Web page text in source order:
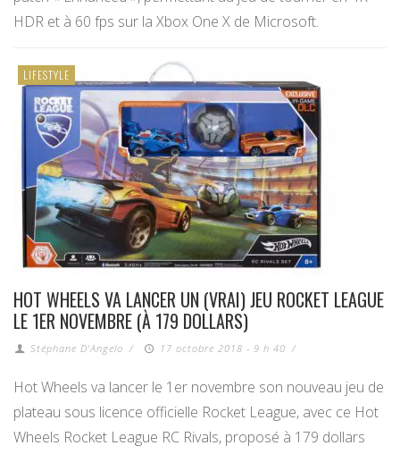
HDR et à 60 fps sur la Xbox One X de Microsoft.
LIFESTYLE
HOT WHEELS VA LANCER UN (VRAI) JEU ROCKET LEAGUE
LE 1ER NOVEMBRE (À 179 DOLLARS)
Stéphane D'Angelo / 17 octobre 2018 - 9 h 40 /
Hot Wheels va lancer le 1er novembre son nouveau jeu de
plateau sous licence officielle Rocket League, avec ce Hot
Wheels Rocket League RC Rivals, proposé à 179 dollars